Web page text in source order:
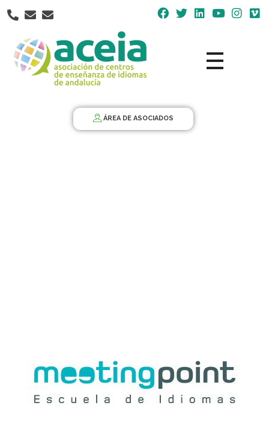
Nota:
este
web
incluye
ÁREA DE ASOCIADOS